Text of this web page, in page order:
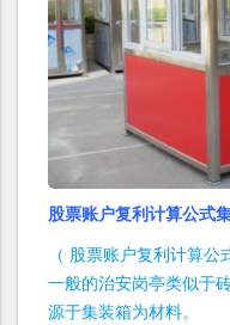
股票账户复利计算公式
（ 股票账户复利计算公
一般的治安岗亭类似于
源于集装箱为材料。